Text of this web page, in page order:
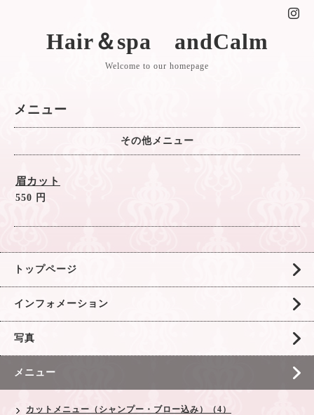
Hair＆spa andCalm
Welcome to our homepage
メニュー
その他メニュー
眉カット
550 円
トップページ
インフォメーション
写真
メニュー
カットメニュー（シャンプー・ブロー込み）（4）